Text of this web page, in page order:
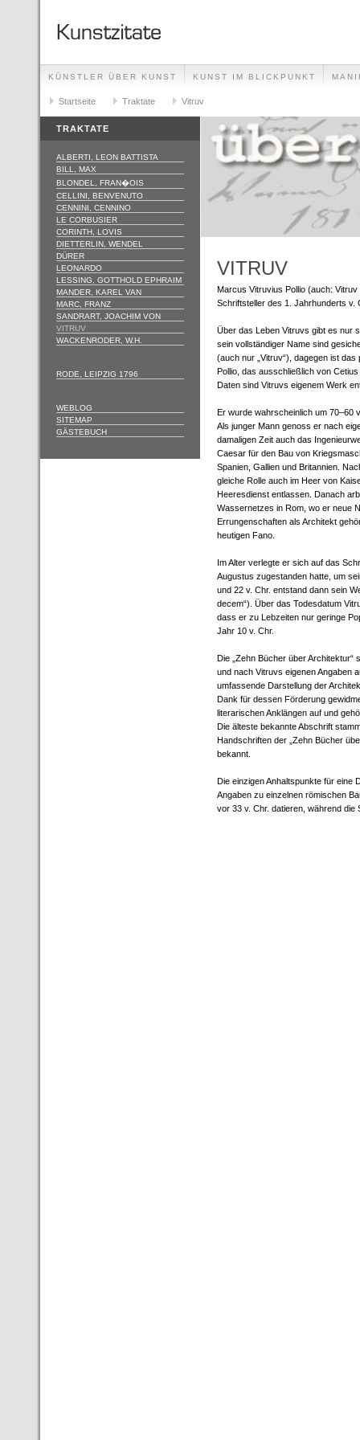
KÜNSTLER ÜBER KUNST KUNST IM BLICKPUNKT
GLOSSAR IMPRESSUM
Startseite Traktate Vitruv
TRAKTATE
ALBERTI, LEON BATTISTA
BILL, MAX
BLONDEL, FRAN�OIS
CELLINI, BENVENUTO
CENNINI, CENNINO
LE CORBUSIER
CORINTH, LOVIS
DIETTERLIN, WENDEL
DÜRER
LEONARDO
LESSING, GOTTHOLD EPHRAIM
MANDER, KAREL VAN
MARC, FRANZ
SANDRART, JOACHIM VON
VITRUV
WACKENRODER, W.H.
RODE, LEIPZIG 1796
WEBLOG
SITEMAP
GÄSTEBUCH
VITRUV
Marcus Vitruvius Pollio (auch:
Schriftsteller des 1. Jahrhunderts v.
Über das Leben Vitruvs gibt es nur
sein vollständiger Name sind
(auch nur „Vitruv“), dagegen ist
Pollio, das ausschließlich von
Daten sind Vitruvs eigenem Werk
Er wurde wahrscheinlich um 70–60
Als junger Mann genoss er nach
damaligen Zeit auch das
Caesar für den Bau von
Spanien, Gallien und Britannien.
gleiche Rolle auch im Heer von
Heeresdienst entlassen. Danach
Wassernetzes in Rom, wo er neue
Errungenschaften als Architekt
heutigen Fano.
Im Alter verlegte er sich auf das
Augustus zugestanden hatte, um
und 22 v. Chr. entstand dann sein
decem“). Über das Todesdatum
dass er zu Lebzeiten nur geringe
Jahr 10 v. Chr.
Die „Zehn Bücher über Architektur“
und nach Vitruvs eigenen Angaben
umfassende Darstellung der
Dank für dessen Förderung
literarischen Anklängen auf und
Die älteste bekannte Abschrift
Handschriften der „Zehn Bücher
bekannt.
Die einzigen Anhaltspunkte für eine
Angaben zu einzelnen römischen
vor 33 v. Chr. datieren, während